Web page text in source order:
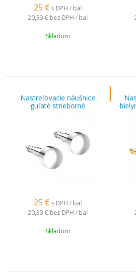
25 € s DPH / bal
20,33 € bez DPH / bal
Skladom
Nastreľovacie náušnice
guľaté strieborné
25 € s DPH / bal
20,33 € bez DPH / bal
Skladom